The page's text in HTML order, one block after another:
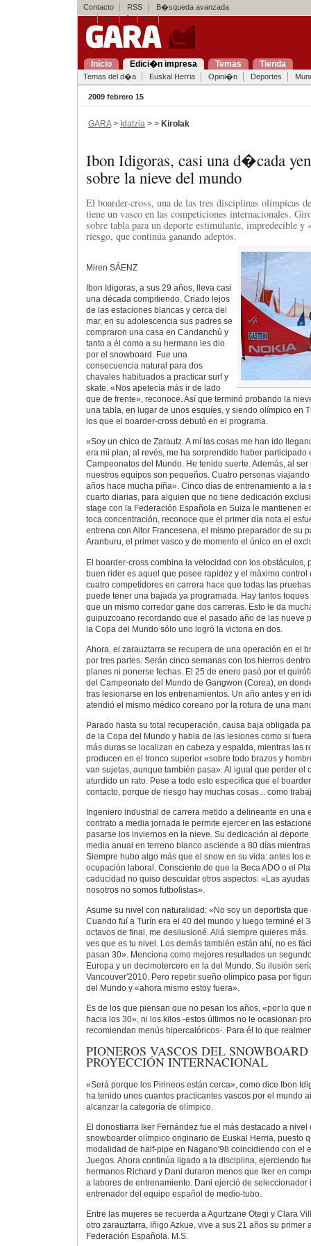
Contacto RSS
B�squeda avanzada
eu
es fr en
Inicio Edici�n impresa Temas Tienda
Temas del d�a Euskal Herria Opini�n Deportes
2009 febrero 15
GARA> Idatzia > > Kirolak
Ibon Idigoras, casi una d�cada
sobre la nieve del mundo
El boarder-cross, una de las tres disciplinas olímpicas
tiene un vasco en las competiciones internacionales.
sobre tabla para un deporte estimulante, impredecible y
riesgo, que continúa ganando adeptos.
Miren SÁENZ
Ibon Idigoras, a sus 29 años, lleva casi
una década compitiendo. Criado lejos
de las estaciones blancas y cerca del
mar, en su adolescencia sus padres se
compraron una casa en Candanchú y
tanto a él como a su hermano les dio
por el snowboard. Fue una
consecuencia natural para dos
chavales habituados a practicar surf y
skate. «Nos apetecía más ir de lado
que de frente», reconoce. Así que terminó probando la
una tabla, en lugar de unos esquíes, y siendo olímpico en
los que el boarder-cross debutó en el programa.
«Soy un chico de Zarautz. A mí las cosas me han ido
era mi plan, al revés, me ha sorprendido haber participado
Campeonatos del Mundo. He tenido suerte. Además, al
nuestros equipos son pequeños. Cuatro personas
años hace mucha piña». Cinco días de entrenamiento a la
cuarto diarias, para alguien que no tiene dedicación
stage con la Federación Española en Suiza le mantienen
toca concentración, reconoce que el primer día nota el
entrena con Aitor Francesena, el mismo preparador de su
Aranburu, el primer vasco y de momento el único en el
El boarder-cross combina la velocidad con los obstáculos,
buen rider es aquel que posee rapidez y el máximo
cuatro competidores en carrera hace que todas las
puede tener una bajada ya programada. Hay tantos
que un mismo corredor gane dos carreras. Esto le da
guipuzcoano recordando que el pasado año de las nueve
la Copa del Mundo sólo uno logró la victoria en dos.
Ahora, el zarauztarra se recupera de una operación en el
por tres partes. Serán cinco semanas con los hierros
planes ni ponerse fechas. El 25 de enero pasó por el
del Campeonato del Mundo de Gangwon (Corea), en
tras lesionarse en los entrenamientos. Un año antes y en
atendió el mismo médico coreano por la rotura de una
Parado hasta su total recuperación, causa baja obligada
de la Copa del Mundo y habla de las lesiones como si
más duras se localizan en cabeza y espalda, mientras las
producen en el tronco superior «sobre todo brazos y
van sujetas, aunque también pasa». Al igual que perder el
aturdido un rato. Pese a todo esto especifica que el
contacto, porque de riesgo hay muchas cosas... como
Ingeniero industrial de carrera metido a delineante en una
contrato a media jornada le permite ejercer en las
pasarse los inviernos en la nieve. Su dedicación al
media anual en terreno blanco asciende a 80 días
Siempre hubo algo más que el snow en su vida: antes los
ocupación laboral. Consciente de que la Beca ADO o el
caducidad no quiso descuidar otros aspectos: «Las
nosotros no somos futbolistas».
Asume su nivel con naturalidad: «No soy un deportista
Cuando fuí a Turín era el 40 del mundo y luego terminé el
octavos de final, me desilusioné. Allá siempre quieres
ves que es tu nivel. Los demás también están ahí, no es
pasan 30». Menciona como mejores resultados un
Europa y un decimotercero en la del Mundo. Su ilusión
Vancouver'2010. Pero repetir sueño olímpico pasa por
del Mundo y «ahora mismo estoy fuera».
Es de los que piensan que no pesan los años, «por lo que
hacia los 30», ni los kilos -estos últimos no le ocasionan
recomiendan menús hipercalóricos-. Para él lo que
PIONEROS VASCOS DEL
PROYECCIÓN INTERNACIONAL
«Será porque los Pirineos están cerca», como dice Ibon
ha tenido unos cuantos practicantes vascos por el mundo
alcanzar la categoría de olímpico.
El donostiarra Iker Fernández fue el más destacado a
snowboarder olímpico originario de Euskal Herria, puesto
modalidad de half-pipe en Nagano'98 coincidiendo con el
Juegos. Ahora continúa ligado a la disciplina, ejerciendo
hermanos Richard y Dani duraron menos que Iker en
a labores de entrenamiento. Dani ejerció de seleccionador
entrenador del equipo español de medio-tubo.
Entre las mujeres se recuerda a Agurtzane Otegi y Clara
otro zarauztarra, Iñigo Azkue, vive a sus 21 años su primer
Federación Española. M.S.